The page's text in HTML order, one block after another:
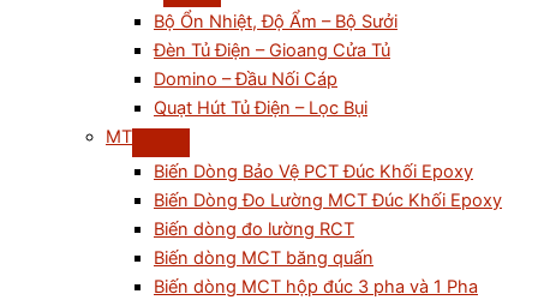
Bộ Ổn Nhiệt, Độ Ẩm – Bộ Sưởi
Đèn Tủ Điện – Gioang Cửa Tủ
Domino – Đầu Nối Cáp
Quạt Hút Tủ Điện – Lọc Bụi
MT
Biến Dòng Bảo Vệ PCT Đúc Khối Epoxy
Biến Dòng Đo Lường MCT Đúc Khối Epoxy
Biến dòng đo lường RCT
Biến dòng MCT băng quấn
Biến dòng MCT hộp đúc 3 pha và 1 Pha